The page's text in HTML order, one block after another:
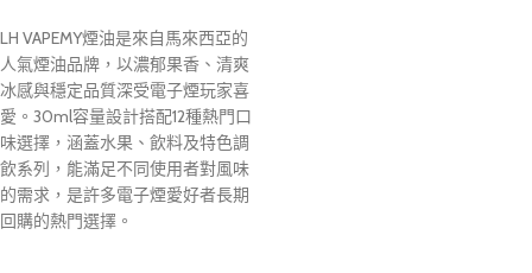
LH VAPEMY煙油是來自馬來西亞的
人氣煙油品牌，以濃郁果香、清爽
冰感與穩定品質深受電子煙玩家喜
愛。30ml容量設計搭配12種熱門口
味選擇，涵蓋水果、飲料及特色調
飲系列，能滿足不同使用者對風味
的需求，是許多電子煙愛好者長期
回購的熱門選擇。